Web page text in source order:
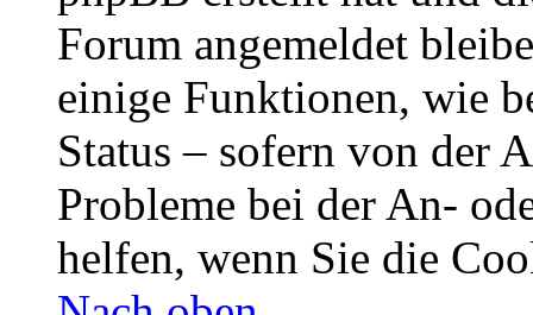
Forum angemeldet
einige Funktionen, wie
Status – sofern von der
Probleme bei der An-
helfen, wenn Sie die